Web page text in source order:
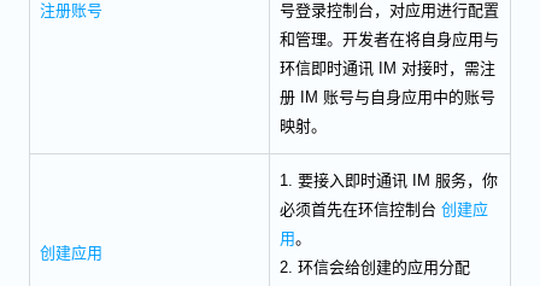
注册账号
号登录控制台，对应用进行配置
和管理。开发者在将自身应用与
环信即时通讯 IM 对接时，需注
册 IM 账号与自身应用中的账号
映射。
创建应用
1. 要接入即时通讯 IM 服务，你
必须首先在环信控制台 创建应
用。
2. 环信会给创建的应用分配